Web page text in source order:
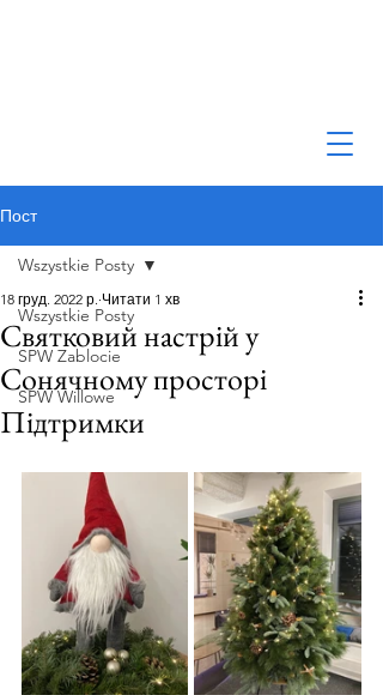
Пост
Wszystkie Posty
SPW Zablocie
SPW Willowe
Wszystkie Posty
Святковий настрій у
Сонячному просторі
Підтримки
18 груд. 2022 р. Читати 1 хв